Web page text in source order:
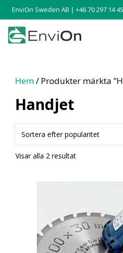
EnviOn Sweden AB | +46 70 297 14
Hem/ Produkter märkta
Handjet
Visar alla 2 resultat